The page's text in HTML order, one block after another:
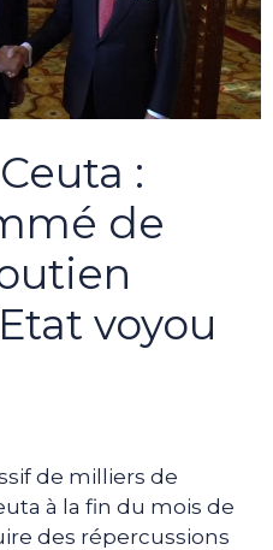
:
de
voyou
de milliers de
à la fin du mois de
des répercussions